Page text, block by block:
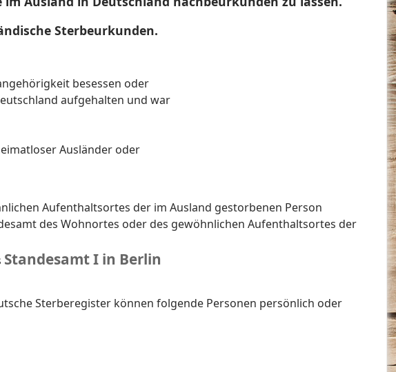
Sterbeurkunden.
besessen oder
aufgehalten und war
Ausländer oder
Aufenthaltsortes der im Ausland gestorbenen Person
des Wohnortes oder des gewöhnlichen Aufenthaltsortes der
Standesamt I in Berlin
Sterberegister können folgende Personen persönlich oder